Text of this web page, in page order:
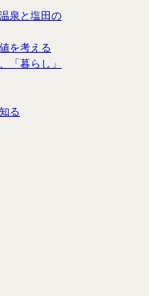
泉と塩田の
を考える
「暮らし」
る